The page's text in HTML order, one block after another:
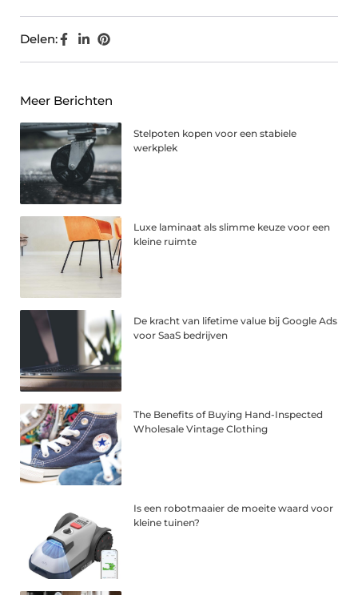
Delen:
Meer Berichten
Stelpoten kopen voor een stabiele
werkplek
Luxe laminaat als slimme keuze voor een
kleine ruimte
De kracht van lifetime value bij Google Ads
voor SaaS bedrijven
The Benefits of Buying Hand-Inspected
Wholesale Vintage Clothing
Is een robotmaaier de moeite waard voor
kleine tuinen?